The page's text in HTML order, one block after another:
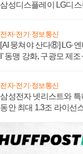
삼성디스플레이 LG디
전자·전기·정보통신
[AI 뭉쳐야 산다⑧] LG·
I' 동맹 강화, 구광모 제조
전자·전기·정보통신
삼성전자 넷리스트와 특
동안 최대 1.3조 라이선